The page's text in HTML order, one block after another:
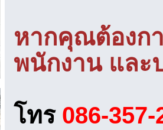
หากคุณต้องก
พนักงาน และ
โทร 086-